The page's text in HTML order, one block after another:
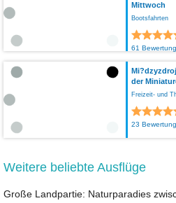
Mittwoch
Bootsfahrten
61
der
Freizeit- und
23
Weitere beliebte Ausflüge
Große Landpartie: Naturparadies